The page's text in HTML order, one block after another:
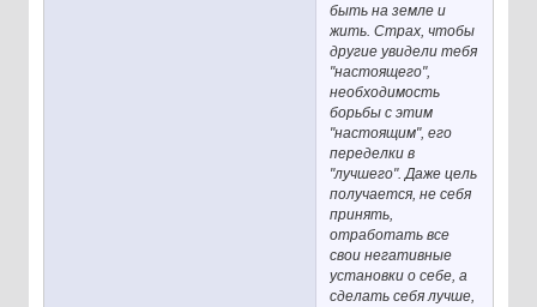
быть на земле и
жить. Страх, чтобы
другие увидели тебя
"настоящего",
необходимость
борьбы с этим
"настоящим", его
переделки в
"лучшего". Даже цель
получается, не себя
принять,
отработать все
свои негативные
установки о себе, а
сделать себя лучше,